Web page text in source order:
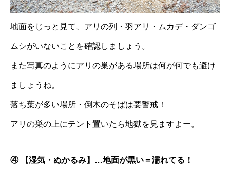
地面をじっと見て、アリの列・羽アリ・ムカデ・ダンゴ
ムシがいないことを確認しましょう。
また写真のようにアリの巣がある場所は何が何でも避け
ましょうね。
落ち葉が多い場所・倒木のそばは要警戒！
アリの巣の上にテント置いたら地獄を見ますよー。
④ 【湿気・ぬかるみ】…地面が黒い＝濡れてる！